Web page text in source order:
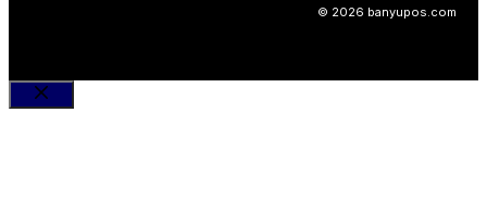
© 2026 banyupos.com
Close